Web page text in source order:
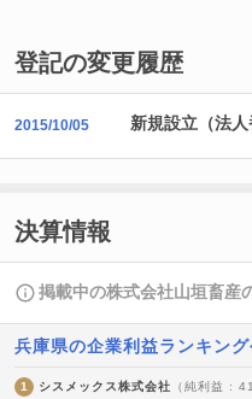
登記の変更履歴
2015/10/05 新規設立（法人
決算情報
掲載中の株式会社山垣畜産
兵庫県の企業利益ランキング
1 シスメックス株式会社 （純利益 :